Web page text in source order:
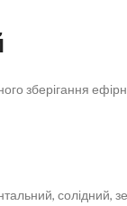
зберігання ефірні
солідний,